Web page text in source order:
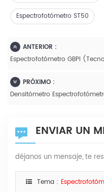
Espectrofotómetro ST50
ANTERIOR :
Espectrofotómetro GBPI
PRÓXIMO :
Densitómetro
ENVIAR UN
déjanos un mensaje, te
Tema :